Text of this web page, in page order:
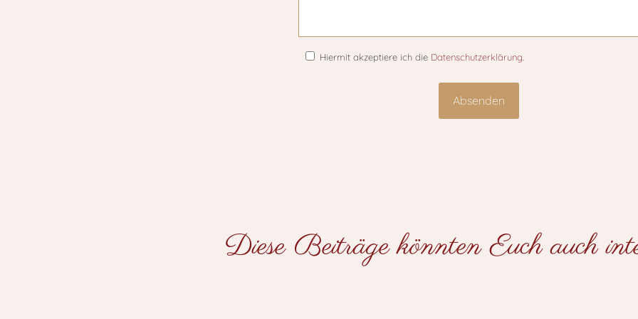
Hiermit akzeptiere ich die Datenschutzerklärung
Diese Beiträge könnten Euch auch